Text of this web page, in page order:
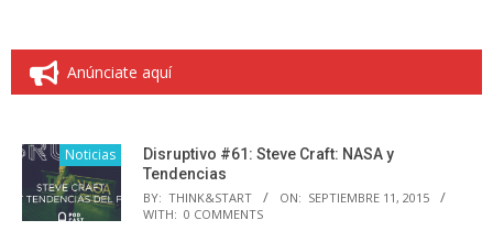
Anúnciate aquí
Noticias
Disruptivo #61: Steve Craft: NASA y
Tendencias
BY: THINK&START ON: SEPTIEMBRE 11, 2015
WITH: 0 COMMENTS